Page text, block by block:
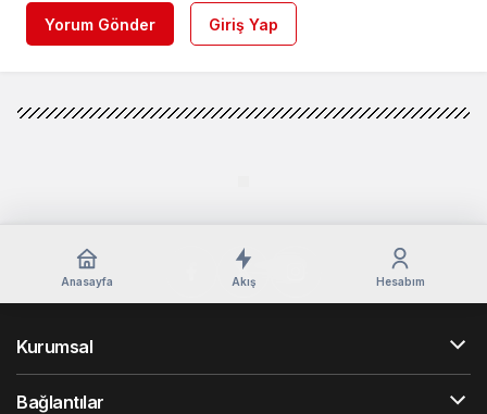
Yorum Gönder Giriş Yap
Anasayfa Akış Hesabım
Kurumsal
Bağlantılar